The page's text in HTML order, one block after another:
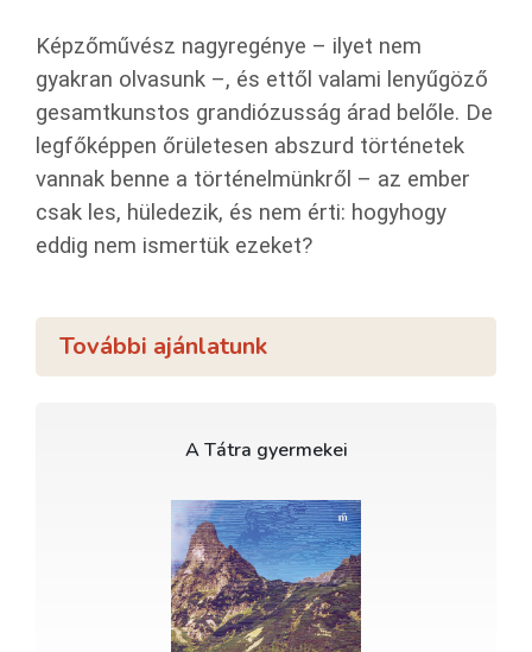
Képzőművész nagyregénye – ilyet nem
gyakran olvasunk –, és ettől valami lenyűgöző
gesamtkunstos grandiózusság árad belőle. De
legfőképpen őrületesen abszurd történetek
vannak benne a történelmünkről – az ember
csak les, hüledezik, és nem érti: hogyhogy
eddig nem ismertük ezeket?
További ajánlatunk
A Tátra gyermekei